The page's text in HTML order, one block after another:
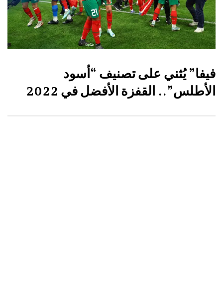
فيفا” يُثني على تصنيف “أسود
الأطلس”.. القفزة الأفضل في 2022